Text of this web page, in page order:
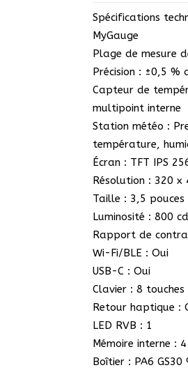
Spécifications
MyGauge
Plage de mesure
Précision : ±0,5 %
Capteur de
multipoint interne
Station météo :
température,
Écran : TFT IPS
Résolution : 320 x
Taille : 3,5 pouces
Luminosité : 800
Rapport de
Wi-Fi/BLE : Oui
USB-C : Oui
Clavier : 8
Retour haptique :
LED RVB : 1
Mémoire interne : 4
Boîtier : PA6 GS30